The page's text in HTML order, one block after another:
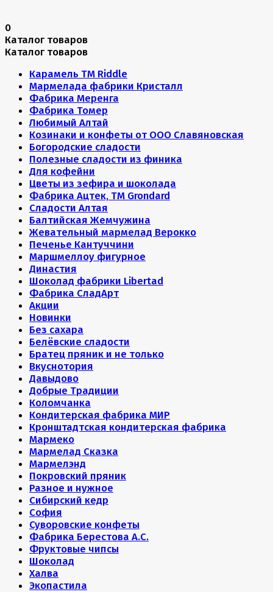
0
Каталог товаров
Каталог товаров
Карамель ТМ Riddle
Мармелада фабрики Кристалл
Фабрика Меренга
Фабрика Томер
Любимый Алтай
Козинаки и конфеты от ООО Славяновская
Богородские сладости
Полезные сладости из финика
Для кофейни
Цветы из зефира и шоколада
Фабрика Ацтек, ТМ Grondard
Сладости Алтая
Балтийская Жемчужина
Жевательный мармелад Верокко
Печенье Кантуччини
Маршмеллоу фигурное
Династия
Шоколад фабрики Libertad
Фабрика СладАрт
Акции
Новинки
Без сахара
Белёвские сладости
Братец пряник и не только
Вкуснотория
Давыдово
Добрые Традиции
Коломчанка
Кондитерская фабрика МИР
Кронштадтская кондитерская фабрика
Мармеко
Мармелад Сказка
Мармелэнд
Покровский пряник
Разное и нужное
Сибирский кедр
София
Суворовские конфеты
Фабрика Берестова А.С.
Фруктовые чипсы
Шоколад
Халва
Экопастила